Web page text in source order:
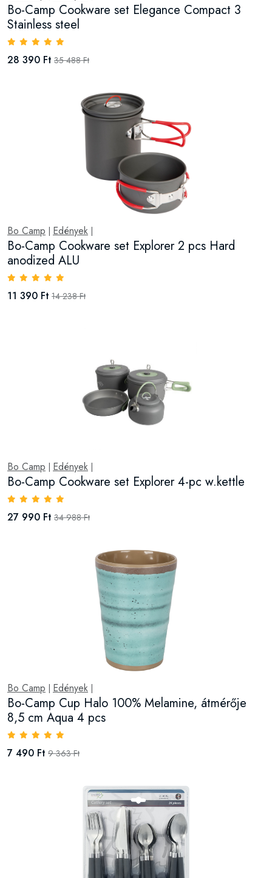
Bo-Camp Cookware set Elegance Compact 3
Stainless steel
28 390 Ft 35 488 Ft
Bo Camp | Edények |
Bo-Camp Cookware set Explorer 2 pcs Hard
anodized ALU
11 390 Ft 14 238 Ft
Bo Camp | Edények |
Bo-Camp Cookware set Explorer 4-pc w.kettle
27 990 Ft 34 988 Ft
Bo Camp | Edények |
Bo-Camp Cup Halo 100% Melamine, átmérője
8,5 cm Aqua 4 pcs
7 490 Ft 9 363 Ft